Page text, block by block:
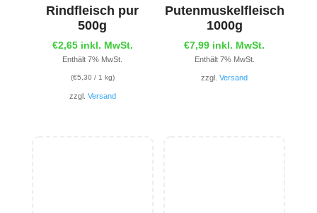
Rindfleisch pur
500g
€2,65 inkl. MwSt.
Enthält 7% MwSt.
(€5,30 / 1 kg)
zzgl. Versand
Putenmuskelfleisch
1000g
€7,99 inkl. MwSt.
Enthält 7% MwSt.
zzgl.Versand